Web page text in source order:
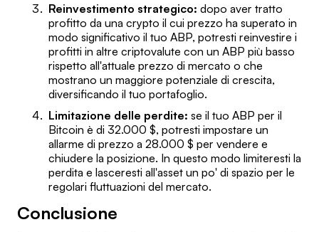
Reinvestimento strategico: dopo aver tratto
profitto da una crypto il cui prezzo ha superato in
modo significativo il tuo ABP, potresti reinvestire i
profitti in altre criptovalute con un ABP più basso
rispetto all'attuale prezzo di mercato o che
mostrano un maggiore potenziale di crescita,
diversificando il tuo portafoglio.
Limitazione delle perdite: se il tuo ABP per il
Bitcoin è di 32.000 $, potresti impostare un
allarme di prezzo a 28.000 $ per vendere e
chiudere la posizione. In questo modo limiteresti la
perdita e lasceresti all'asset un po' di spazio per le
regolari fluttuazioni del mercato.
Conclusione